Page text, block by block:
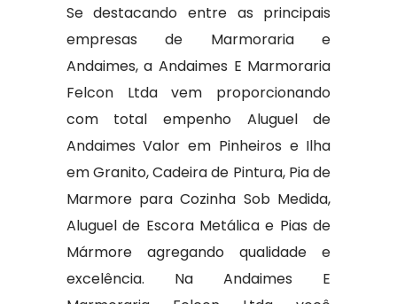
Se destacando entre as principais
empresas de Marmoraria e
Andaimes, a Andaimes E Marmoraria
Felcon Ltda vem proporcionando
com total empenho Aluguel de
Andaimes Valor em Pinheiros e Ilha
em Granito, Cadeira de Pintura, Pia de
Marmore para Cozinha Sob Medida,
Aluguel de Escora Metálica e Pias de
Mármore agregando qualidade e
excelência. Na Andaimes E